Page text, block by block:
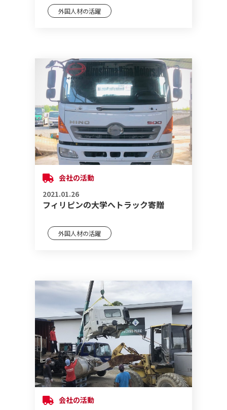
外国人材の活躍
会社の活動
2021.01.26
フィリピンの大学へトラック寄贈
外国人材の活躍
会社の活動